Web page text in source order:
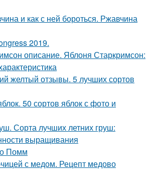
и как с ней бороться. Ржавчина
2019.
описание. Яблоня Старкримсон:
желтый отзывы. 5 лучших сортов
50 сортов яблок с фото и
Сорта лучших летних груш:
выращивания
Помм
с медом. Рецепт медово